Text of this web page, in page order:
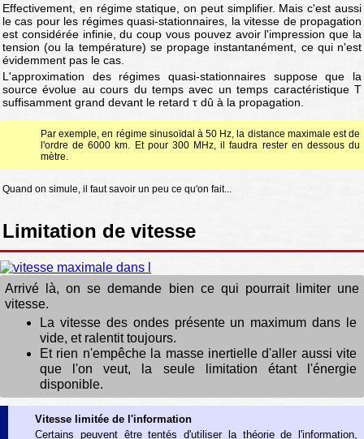
Effectivement, en régime statique, on peut simplifier. Mais c'est aussi
le cas pour les régimes quasi-stationnaires, la vitesse de propagation
est considérée infinie, du coup vous pouvez avoir l'impression que la
tension (ou la température) se propage instantanément, ce qui n'est
évidemment pas le cas.
L'approximation des régimes quasi-stationnaires suppose que la
source évolue au cours du temps avec un temps caractéristique T
suffisamment grand devant le retard τ dû à la propagation.
Par exemple, en régime sinusoïdal à 50 Hz, la distance maximale est de
l'ordre de 6000 km. Et pour 300 MHz, il faudra rester en dessous du
mètre.
Quand on simule, il faut savoir un peu ce qu'on fait...
Limitation de vitesse
Arrivé là, on se demande bien ce qui pourrait limiter une
vitesse.
La vitesse des ondes présente un maximum dans le
vide, et ralentit toujours.
Et rien n'empêche la masse inertielle d'aller aussi vite
que l'on veut, la seule limitation étant l'énergie
disponible.
Vitesse limitée de l'information
Certains peuvent être tentés d'utiliser la théorie de l'information,